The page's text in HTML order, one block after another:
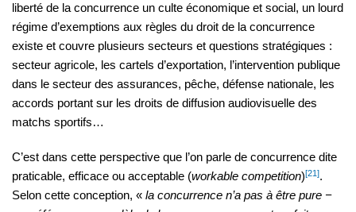
liberté de la concurrence un culte économique et social, un lourd
régime d’exemptions aux règles du droit de la concurrence
existe et couvre plusieurs secteurs et questions stratégiques :
secteur agricole, les cartels d’exportation, l’intervention publique
dans le secteur des assurances, pêche, défense nationale, les
accords portant sur les droits de diffusion audiovisuelle des
matchs sportifs…
C’est dans cette perspective que l’on parle de concurrence dite
praticable, efficace ou acceptable (workable competition)[21].
Selon cette conception, « la concurrence n’a pas à être pure −